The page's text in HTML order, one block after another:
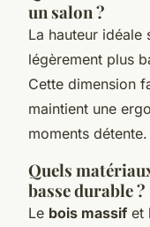
un salon ?
La hauteur idéale
légèrement plus
Cette dimension
maintient une
moments détente.
Quels
basse durable ?
Le bois massif et